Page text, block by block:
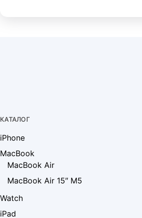
КАТАЛОГ
iPhone
MacBook
MacBook Air
MacBook Air 15″ M5
Watch
iPad